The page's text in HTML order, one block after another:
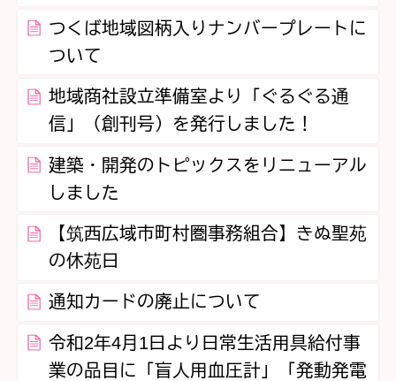
つくば地域図柄入りナンバープレートに
ついて
地域商社設立準備室より「ぐるぐる通
信」（創刊号）を発行しました！
建築・開発のトピックスをリニューアル
しました
【筑西広域市町村圏事務組合】きぬ聖苑
の休苑日
通知カードの廃止について
令和2年4月1日より日常生活用具給付事
業の品目に「盲人用血圧計」「発動発電